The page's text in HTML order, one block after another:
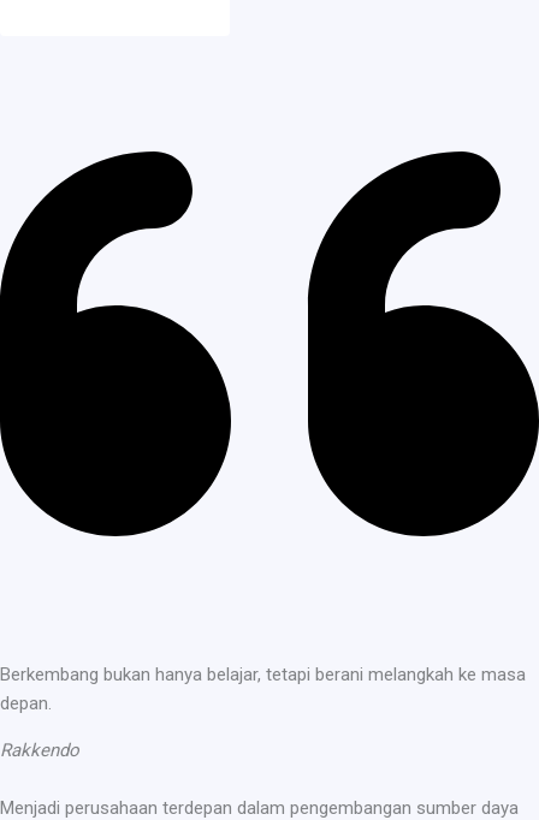
Berkembang bukan hanya belajar, tetapi berani melangkah ke masa
depan.
Rakkendo
Menjadi perusahaan terdepan dalam pengembangan sumber daya